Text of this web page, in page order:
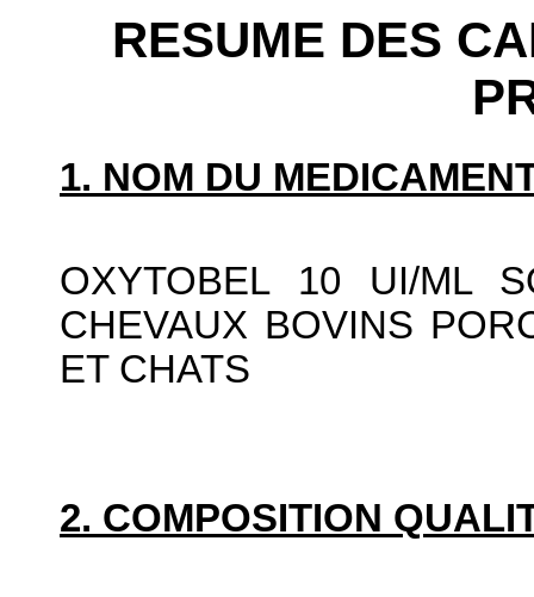
RESUME DES
1. NOM DU
OXYTOBEL 10 UI/ML
CHEVAUX BOVINS
ET CHATS
2. COMPOSITION